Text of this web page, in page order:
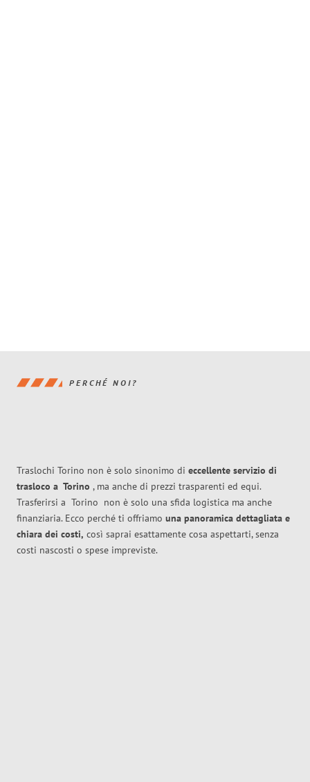
PERCHÉ NOI?
Traslochi Torino non è solo sinonimo di eccellente servizio di
trasloco a Torino , ma anche di prezzi trasparenti ed equi.
Trasferirsi a Torino non è solo una sfida logistica ma anche
finanziaria. Ecco perché ti offriamo una panoramica dettagliata e
chiara dei costi, così saprai esattamente cosa aspettarti, senza
costi nascosti o spese impreviste.